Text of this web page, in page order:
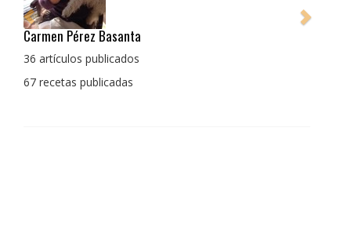
Pedro Manuel Collado Cruz
La cocina para mi es producto bien tratado sin
con un toque diferente